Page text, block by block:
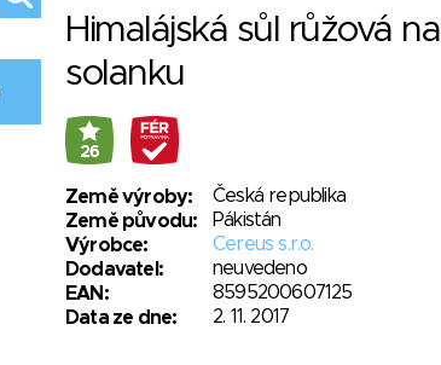
Himalájská sůl růžová na
solanku
26
Země výroby:
Česká republika
Země původu:
Pákistán
Výrobce:
Cereus s.r.o.
Dodavatel:
neuvedeno
EAN:
8595200607125
Data ze dne:
2. 11. 2017